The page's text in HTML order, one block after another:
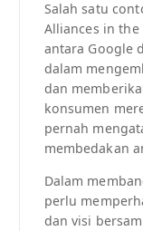
Salah satu
Alliances in
antara Google
dalam
dan
konsumen
pernah
membedakan
Dalam
perlu
dan visi